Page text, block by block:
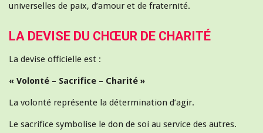
universelles de paix, d’amour et de fraternité.
LA DEVISE DU CHŒUR DE CHARITÉ
La devise officielle est :
« Volonté – Sacrifice – Charité »
La volonté représente la détermination d’agir.
Le sacrifice symbolise le don de soi au service des autres.